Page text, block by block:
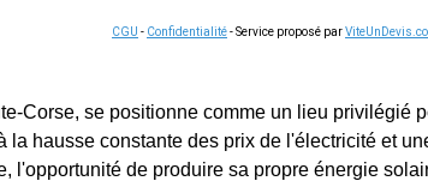
CGU - Confidentialité- Service proposé par
Corse, se positionne comme un lieu privilégié
la hausse constante des prix de l'électricité et
l'opportunité de produire sa propre énergie